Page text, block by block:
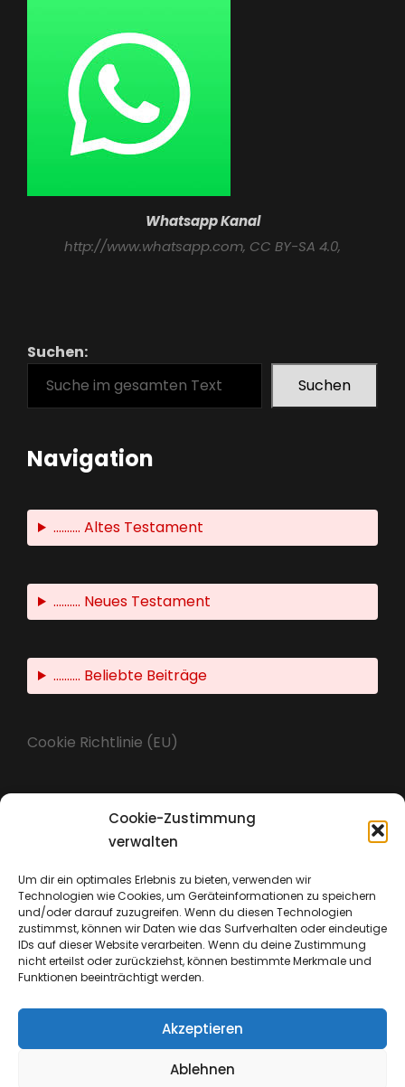
Cookie-Zustimmung
verwalten
Um dir ein optimales Erlebnis zu bieten, verwenden wir
Technologien wie Cookies, um Geräteinformationen zu speichern
und/oder darauf zuzugreifen. Wenn du diesen Technologien
zustimmst, können wir Daten wie das Surfverhalten oder eindeutige
IDs auf dieser Website verarbeiten. Wenn du deine Zustimmung
nicht erteilst oder zurückziehst, können bestimmte Merkmale und
Funktionen beeinträchtigt werden.
Akzeptieren
Ablehnen
Whatsapp Kanal
http://www.whatsapp.com, CC BY-SA 4.0,
Suchen:
Suchen
Navigation
.......... Altes Testament
.......... Neues Testament
.......... Beliebte Beiträge
Cookie Richtlinie (EU)
Datenschutz